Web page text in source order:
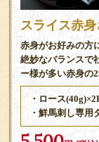
スライス赤
赤身がお好みの方
絶妙なバランスで
ー様が多い赤身の2
・ロース
・鮮馬刺し専用